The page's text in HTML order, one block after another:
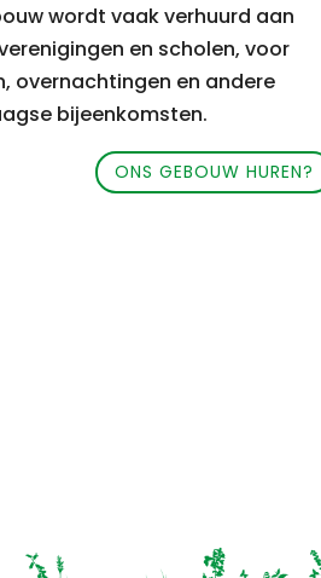
wordt vaak verhuurd aan
en scholen, voor
overnachtingen en andere
bijeenkomsten.
ONS GEBOUW HUREN?